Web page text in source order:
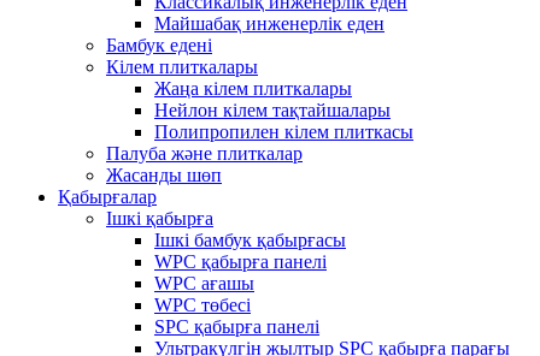
Майшабақ инженерлік еден
Бамбук едені
Кілем плиткалары
Жаңа кілем плиткалары
Нейлон кілем тақтайшалары
Полипропилен кілем плиткасы
Палуба және плиткалар
Жасанды шөп
Қабырғалар
Ішкі қабырға
Ішкі бамбук қабырғасы
WPC қабырға панелі
WPC ағашы
WPC төбесі
SPC қабырға панелі
Ультракүлгін жылтыр SPC қабырға парағы